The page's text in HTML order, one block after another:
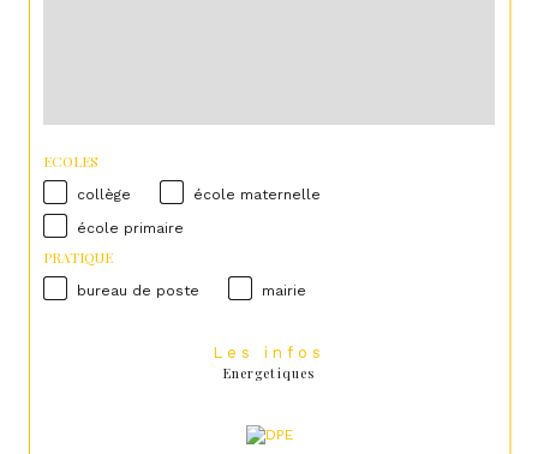
ECOLES
collège école maternelle
école primaire
PRATIQUE
bureau de poste mairie
Les infos
Energetiques